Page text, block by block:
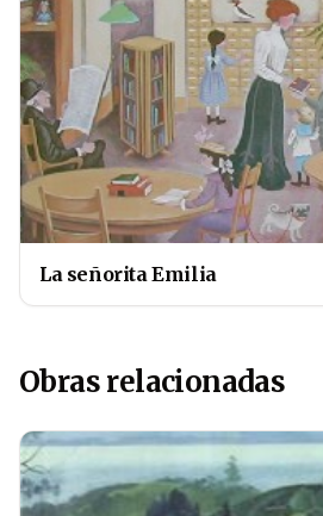
La señorita Emilia
Obras relacionadas